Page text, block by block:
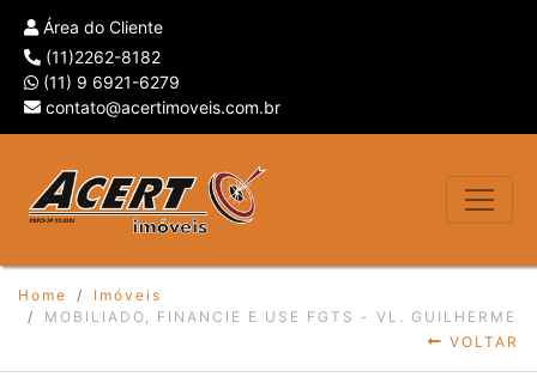
Área do Cliente
(11)2262-8182
(11) 9 6921-6279
contato@acertimoveis.com.br
Home
Imóveis
MOBILIADO, FINANCIE E USE FGTS - VL. GUILHERME
VOLTAR